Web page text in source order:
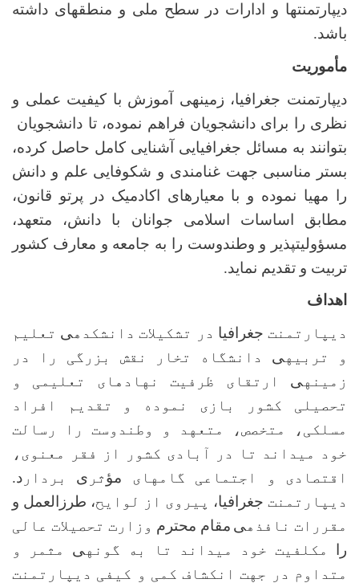
دیپارتمنت­ها و ادارات در سطح ملی و منطقه­ای داشته
باشد.
مأموریت
دیپارتمنت جغرافیا، زمینه­ی آموزش با کیفیت عملی و
نظری را برای دانشجویان فراهم نموده، تا دانش­جویان
بتوانند به مسائل جغرافیایی آشنایی کامل حاصل کرده،
بستر مناسبی جهت غنامندی و شکوفایی علم و دانش
را مهیا نموده و با معیار­های اکادمیک در پرتو قانون،
مطابق اساسات اسلامی جوانان با دانش، متعهد،
مسؤولیت­پذیر و وطن­دوست را به جامعه و معارف کشور
تربیت و تقدیم نماید.
اهداف
دیپارتمنت جغرافیا در تشکیلات دانشکده­ی تعلیم
و تربیه­ی دانشگاه تخار نقش بزرگی را در
زمینه­ی ارتقای ظرفیت نهاد­های تعلیمی و
تحصیلی کشور بازی نموده و
تقدیم افراد
مسلکی، متخصص، متعهد و وطن­دوست را رسالت
خود می­داند تا در آبادی کشور از فقر معنوی،
اقتصادی و اجتماعی گام­های مؤثر ی بردار د.
دیپارتمنت جغرافیا، پیروی از لوایح، طرزالعمل و
مقررات نافذه­ی مقام محترم وزارت تحصیلات عالی
را
مکلفیت خود می­داند تا به گونه­ی مثمر و
متداوم در جهت انکشاف کمی و کیفی دیپارتمنت